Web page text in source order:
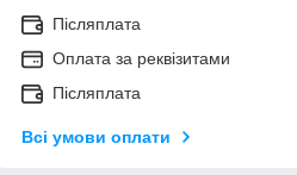
Післяплата
Оплата за реквізитами
Післяплата
Всі умови оплати